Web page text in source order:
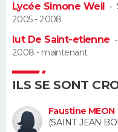
GUIDES D'ACHAT
BONS PLANS
Carte de Noël
Carte Bonne année
Carte Saint-Valentin
Carte Pâques
Carte d'anniversaire
DICTIONNAIRE
Dictionnaire
Biographies
Citations
Expressions
Proverbes
PROGRAMME TV
Lycée Simone Weil -
2005 - 2008
Iut De Saint-etienne
2008 - maintenant
ILS SE SONT
Faustine MEON
(SAINT JEAN